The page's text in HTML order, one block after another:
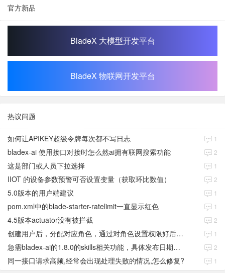
官方新品
BladeX 大模型开发平台
BladeX 物联网开发平台
热议问题
如何让APIKEY超级令牌每次都不写日志 1
bladex-ai 使用接口对接时怎么然ai拥有联网搜索功能 2
这是部门或人员下拉选择 1
IIOT 的设备参数预警可否设置变量（获取环比数值） 2
5.0版本的用户端建议 1
pom.xml中的blade-starter-ratelimit一直显示红色 1
4.5版本actuator没有被拦截 2
创建用户后，分配对应角色，通过对角色设置权限好后，登录当前用户后。查看不到当前已分配对应角色权限数据 1
急需bladex-ai的1.8.0的skills相关功能，具体发布日期是多少号 2
同一接口请求高频,经常会出现处理失败的情况,怎么修复? 1